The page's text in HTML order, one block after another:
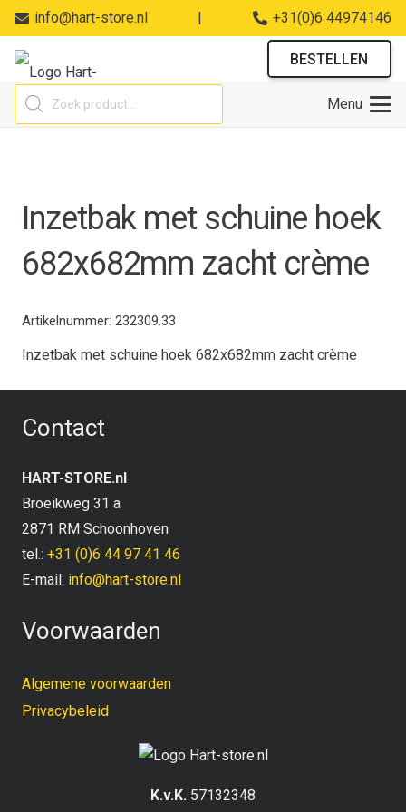
info@hart-store.nl | +31(0)6 44974146
BESTELLEN
Producten
zoeken
Menu
Inzetbak met schuine hoek
682x682mm zacht crème
Artikelnummer: 232309.33
Inzetbak met schuine hoek 682x682mm zacht crème
Contact
HART-STORE.nl
Broeikweg 31 a
2871 RM Schoonhoven
tel.: +31 (0)6 44 97 41 46
E-mail: info@hart-store.nl
Voorwaarden
Algemene voorwaarden
Privacybeleid
K.v.K. 57132348